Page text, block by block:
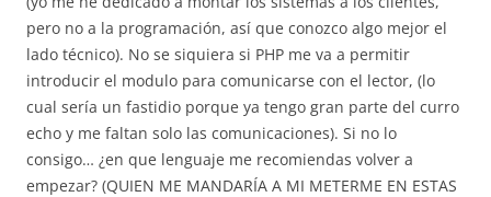
pero no a la programación, así que conozco algo mejor el
lado técnico). No se siquiera si PHP me va a permitir
introducir el modulo para comunicarse con el lector, (lo
cual sería un fastidio porque ya tengo gran parte del curro
echo y me faltan solo las comunicaciones). Si no lo
consigo… ¿en que lenguaje me recomiendas volver a
empezar? (QUIEN ME MANDARÍA A MI METERME EN ESTAS